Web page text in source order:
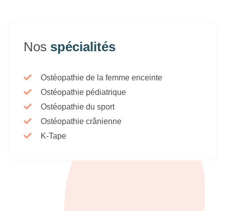
Nos spécialités
Ostéopathie de la femme enceinte
Ostéopathie pédiatrique
Ostéopathie du sport
Ostéopathie crânienne
K-Tape